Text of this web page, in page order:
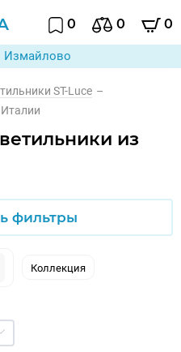
0 0 0
Измайлово
ST-Luce –
Италии
из
фильтры
Коллекция